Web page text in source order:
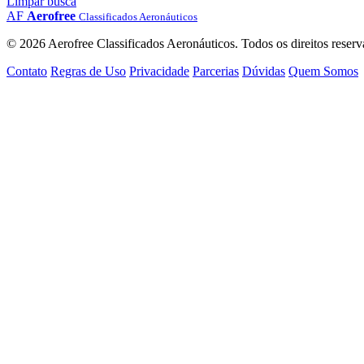
AF Aerofree Classificados Aeronáuticos
© 2026 Aerofree Classificados Aeronáuticos. Todos os direitos
Contato Regras de Uso Privacidade Parcerias Dúvidas Quem Somos